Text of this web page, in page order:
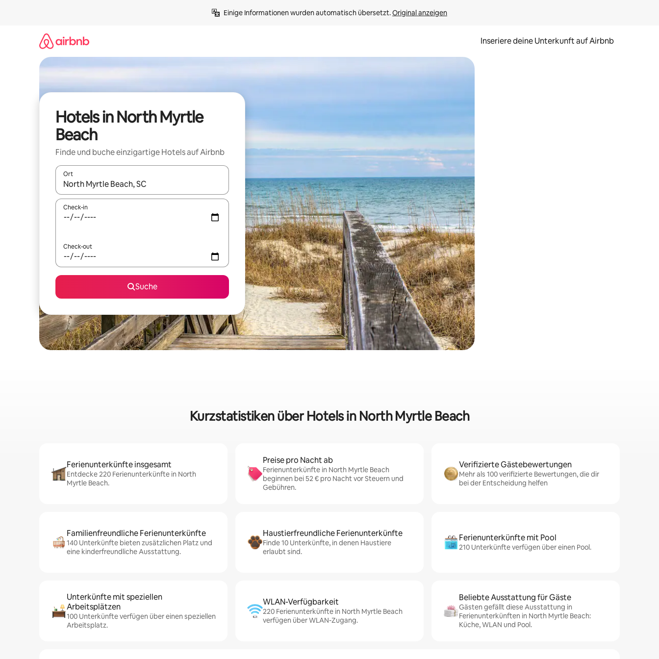
Einige Informationen wurden automatisch übersetzt. Original anzeigen
Inseriere deine Unterkunft auf Airbnb
Hotels in North Myrtle
Beach
Finde und buche einzigartige Hotels auf Airbnb
Ort
Wenn Ergebnisse verfügbar sind, navigiere mit den Pfeiltasten nach oben und unten oder erkunde die Ergebnisse durch Berühren oder Wischgesten.
Check-in
Check-out
Suche
Kurzstatistiken über Hotels in North Myrtle Beach
Ferienunterkünfte insgesamt
Entdecke 220 Ferienunterkünfte in North
Myrtle Beach.
Preise pro Nacht ab
Ferienunterkünfte in North Myrtle Beach
beginnen bei 52 € pro Nacht vor Steuern und
Gebühren.
Verifizierte Gästebewertungen
Mehr als 100 verifizierte Bewertungen, die dir
bei der Entscheidung helfen
Familienfreundliche Ferienunterkünfte
140 Unterkünfte bieten zusätzlichen Platz und
eine kinderfreundliche Ausstattung.
Haustierfreundliche Ferienunterkünfte
Finde 10 Unterkünfte, in denen Haustiere
erlaubt sind.
Ferienunterkünfte mit Pool
210 Unterkünfte verfügen über einen Pool.
Unterkünfte mit speziellen
Arbeitsplätzen
100 Unterkünfte verfügen über einen speziellen
Arbeitsplatz.
WLAN-Verfügbarkeit
220 Ferienunterkünfte in North Myrtle Beach
verfügen über WLAN-Zugang.
Beliebte Ausstattung für Gäste
Gästen gefällt diese Ausstattung in
Ferienunterkünften in North Myrtle Beach:
Küche, WLAN und Pool.